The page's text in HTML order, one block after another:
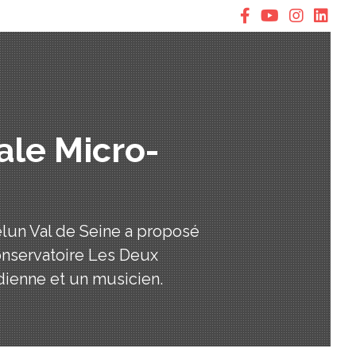
Micro-
Val de Seine a proposé
Les Deux
et un musicien.